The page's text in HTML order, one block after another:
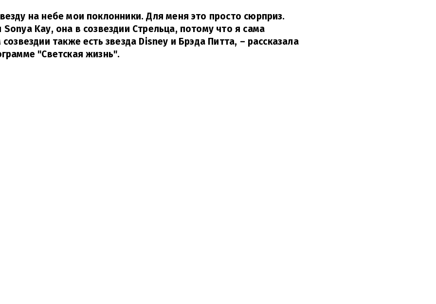
на небе мои поклонники. Для меня это просто сюрприз.
Kay, она в созвездии Стрельца, потому что я сама
также есть звезда Disney и Брэда Питта, – рассказала
"Светская жизнь".